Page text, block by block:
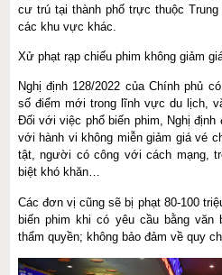
cư trú tại thành phố trực thuộc
các khu vực khác.
Xử phạt rạp chiếu phim không giảm
Nghị định 128/2022 của Chính phủ
số điểm mới trong lĩnh vực du lịch,
Đối với việc phổ biến phim, Nghị định
với hành vi không miễn giảm giá vé
tật, người có công với cách mạng,
biệt khó khăn…
Các đơn vị cũng sẽ bị phạt 80-100
biến phim khi có yêu cầu bằng
thẩm quyền; không bảo đảm về quy